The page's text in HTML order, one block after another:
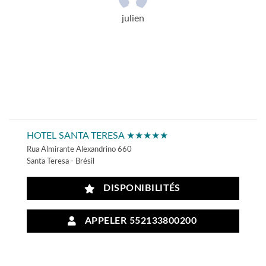
julien
HOTEL SANTA TERESA ★★★★★
Rua Almirante Alexandrino 660
Santa Teresa - Brésil
DISPONIBILITÉS
APPELER 552133800200